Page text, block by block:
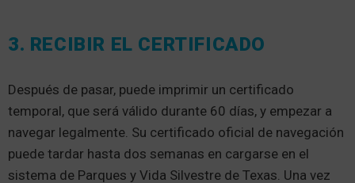
3. RECIBIR EL CERTIFICADO
Después de pasar, puede imprimir un certificado
temporal, que será válido durante 60 días, y empezar a
navegar legalmente. Su certificado oficial de navegación
puede tardar hasta dos semanas en cargarse en el
sistema de Parques y Vida Silvestre de Texas. Una vez